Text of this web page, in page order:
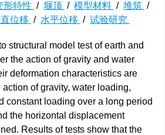
形特性 / 堰顶 / 模型材料 / 堆筑 /
位移 / 水平位移 / 试验研究
structural model test of earth and
the action of gravity and water
deformation characteristics are
of gravity, water loading,
constant loading over a long period
the horizontal displacement
Results of tests show that the